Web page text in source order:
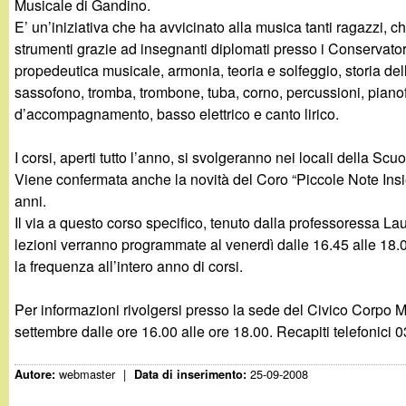
g
a
n
d
i
n
o
.
i
Musicale di Gandino.
E’ un’iniziativa che ha avvicinato alla musica tanti ragazzi,
strumenti grazie ad insegnanti diplomati presso i
propedeutica musicale, armonia, teoria e solfeggio, storia
sassofono, tromba, trombone, tuba, corno, percussioni,
d’accompagnamento, basso elettrico e canto lirico.
I corsi, aperti tutto l’anno, si svolgeranno nei locali della
Viene confermata anche la novità del Coro “Piccole Note
anni.
Il via a questo corso specifico, tenuto dalla professoressa
lezioni verranno programmate al venerdì dalle 16.45 alle
la frequenza all’intero anno di corsi.
Per informazioni rivolgersi presso la sede del Civico Corpo
settembre dalle ore 16.00 alle ore 18.00. Recapiti telefonici
Autore:webmaster | Data di inserimento:25-09-2008